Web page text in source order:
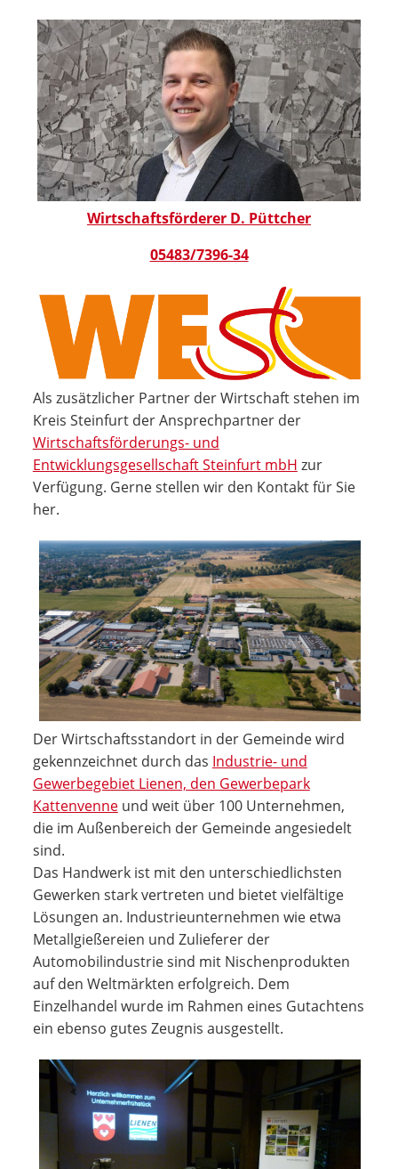
Wirtschaftsförderer D. Püttcher
05483/7396-34
Als zusätzlicher Partner der Wirtschaft stehen im
Kreis Steinfurt der Ansprechpartner der
Wirtschaftsförderungs- und
Entwicklungsgesellschaft Steinfurt mbH zur
Verfügung. Gerne stellen wir den Kontakt für Sie
her.
Der Wirtschaftsstandort in der Gemeinde wird
gekennzeichnet durch das Industrie- und
Gewerbegebiet Lienen, den Gewerbepark
Kattenvenneund weit über 100 Unternehmen,
die im Außenbereich der Gemeinde angesiedelt
sind.
Das Handwerk ist mit den unterschiedlichsten
Gewerken stark vertreten und bietet vielfältige
Lösungen an. Industrie­unternehmen wie etwa
Metallgießereien und Zulieferer der
Automobilindustrie sind mit Nischenprodukten
auf den Weltmärkten erfolgreich. Dem
Einzelhandel wurde im Rahmen eines Gutachtens
ein ebenso gutes Zeugnis ausgestellt.